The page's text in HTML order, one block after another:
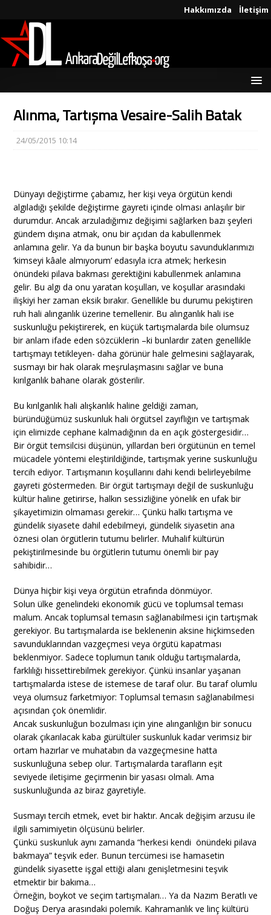
Hakkımızda İletişim
Alınma, Tartışma Vesaire-Salih Batak
24/05/2015 10:14
Dünyayı değiştirme çabamız, her kişi veya örgütün kendi
algıladığı şekilde değiştirme gayreti içinde olması anlaşılır bir
durumdur. Ancak arzuladığımız değişimi sağlarken bazı şeyleri
gündem dışına atmak, onu bir açıdan da kabullenmek
anlamına gelir. Ya da bunun bir başka boyutu savunduklarımızı
‘kimseyi kâale almıyorum’ edasıyla icra atmek; herkesin
önündeki pilava bakması gerektiğini kabullenmek anlamına
gelir. Bu algı da onu yaratan koşulları, ve koşullar arasındaki
ilişkiyi her zaman eksik bırakır. Genellikle bu durumu pekiştiren
ruh hali alınganlık üzerine temellenir. Bu alınganlık hali ise
suskunluğu pekiştirerek, en küçük tartışmalarda bile olumsuz
bir anlam ifade eden sözcüklerin –ki bunlardır zaten genellikle
tartışmayı tetikleyen- daha görünür hale gelmesini sağlayarak,
susmayı bir hak olarak meşrulaşmasını sağlar ve buna
kırılganlık bahane olarak gösterilir.
Bu kırılganlık hali alışkanlık haline geldiği zaman,
büründüğümüz suskunluk hali örgütsel zayıflığın ve tartışmak
için elimizde cephane kalmadığının da en açık göstergesidir…
Bir örgüt temsilcisi düşünün, yıllardan beri örgütünün en temel
mücadele yöntemi eleştirildiğinde, tartışmak yerine suskunluğu
tercih ediyor. Tartışmanın koşullarını dahi kendi belirleyebilme
gayreti göstermeden. Bir örgüt tartışmayı değil de suskunluğu
kültür haline getirirse, halkın sessizliğine yönelik en ufak bir
şikayetimizin olmaması gerekir… Çünkü halkı tartışma ve
gündelik siyasete dahil edebilmeyi, gündelik siyasetin ana
öznesi olan örgütlerin tutumu belirler. Muhalif kültürün
pekiştirilmesinde bu örgütlerin tutumu önemli bir pay
sahibidir…
Dünya hiçbir kişi veya örgütün etrafında dönmüyor.
Solun ülke genelindeki ekonomik gücü ve toplumsal teması
malum. Ancak toplumsal temasın sağlanabilmesi için tartışmak
gerekiyor. Bu tartışmalarda ise beklenenin aksine hiçkimseden
savunduklarından vazgeçmesi veya örgütü kapatması
beklenmiyor. Sadece toplumun tanık olduğu tartışmalarda,
farklılığı hissettirebilmek gerekiyor. Çünkü insanlar yaşanan
tartışmalarda istese de istemese de taraf olur. Bu taraf olumlu
veya olumsuz farketmiyor: Toplumsal temasın sağlanabilmesi
açısından çok önemlidir.
Ancak suskunluğun bozulması için yine alınganlığın bir sonucu
olarak çıkarılacak kaba gürültüler suskunluk kadar verimsiz bir
ortam hazırlar ve muhatabın da vazgeçmesine hatta
suskunluğuna sebep olur. Tartışmalarda tarafların eşit
seviyede iletişime geçirmenin bir yasası olmalı. Ama
suskunluğunda az biraz gayretiyle.
Susmayı tercih etmek, evet bir haktır. Ancak değişim arzusu ile
ilgili samimiyetin ölçüsünü belirler.
Çünkü suskunluk aynı zamanda “herkesi kendi önündeki pilava
bakmaya” teşvik eder. Bunun tercümesi ise hamasetin
gündelik siyasette işgal ettiği alanı genişletmesini teşvik
etmektir bir bakıma…
Örneğin, boykot ve seçim tartışmaları… Ya da Nazım Beratlı ve
Doğuş Derya arasındaki polemik. Kahramanlık ve linç kültürü